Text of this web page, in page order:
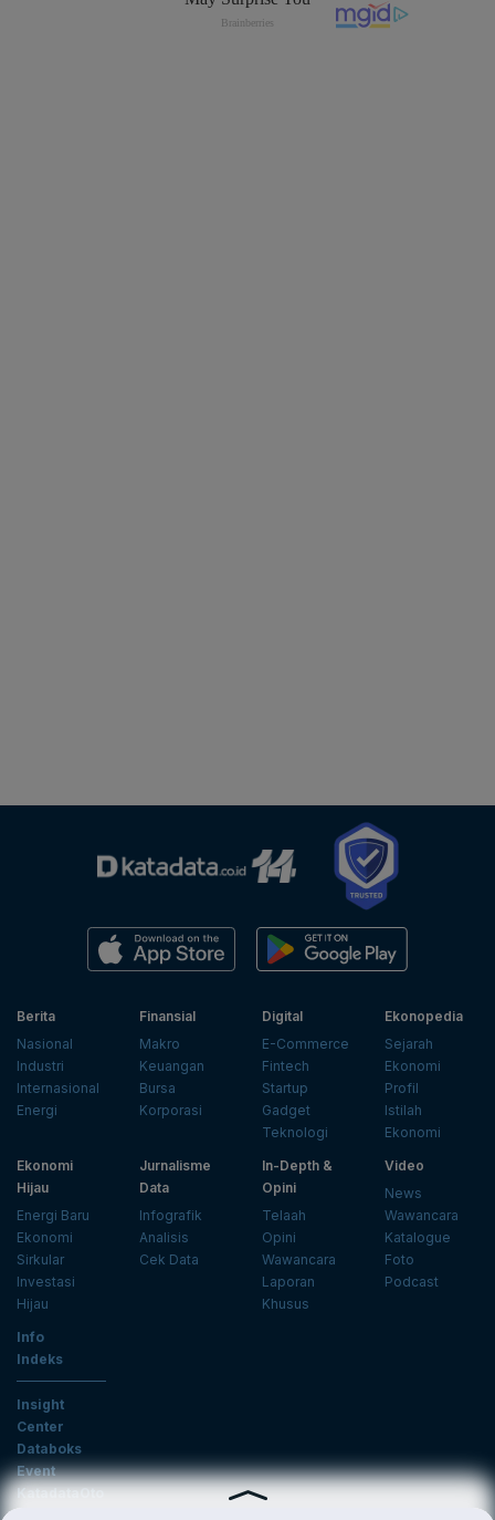
Berita
Nasional
Industri
Internasional
Energi
Finansial
Makro
Keuangan
Bursa
Korporasi
Digital
E-Commerce
Fintech
Startup
Gadget
Teknologi
Ekonopedia
Sejarah
Ekonomi
Profil
Istilah
Ekonomi
Ekonomi
Hijau
Energi Baru
Ekonomi
Sirkular
Investasi
Hijau
Jurnalisme
Data
Infografik
Analisis
Cek Data
In-Depth &
Opini
Telaah
Opini
Wawancara
Laporan
Khusus
Video
News
Wawancara
Katalogue
Foto
Podcast
Info
Indeks
Insight
Center
Databoks
Event
KatadataOto